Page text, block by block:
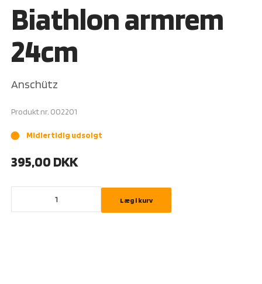
Biathlon armrem
24cm
Anschütz
Produkt nr. 002201
brightness_1 Midlertidig udsolgt
395,00 DKK
Læg i kurv